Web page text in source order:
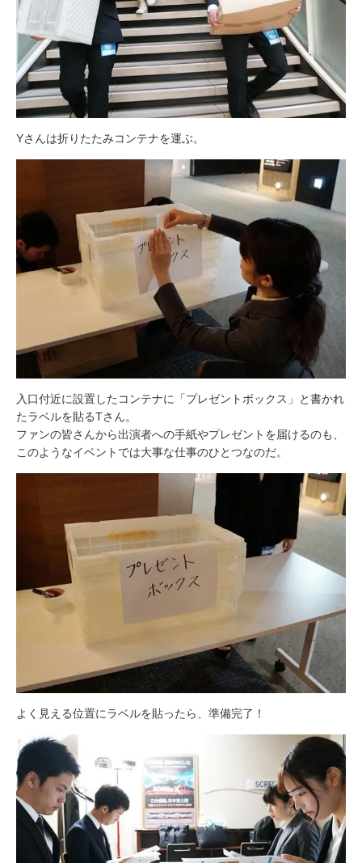
Yさんは折りたたみコンテナを運ぶ。
入口付近に設置したコンテナに「プレゼントボックス」と書かれ
たラベルを貼るTさん。
ファンの皆さんから出演者への手紙やプレゼントを届けるのも、
このようなイベントでは大事な仕事のひとつなのだ。
よく見える位置にラベルを貼ったら、準備完了！